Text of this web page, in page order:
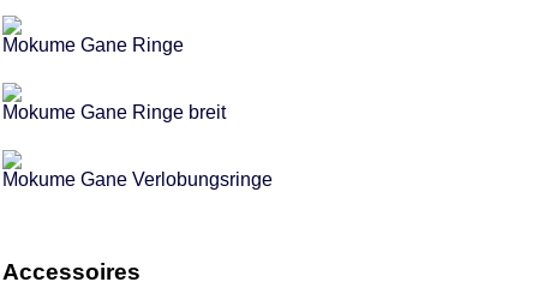
Mokume Gane Ringe
Mokume Gane Ringe breit
Mokume Gane Verlobungsringe
Accessoires